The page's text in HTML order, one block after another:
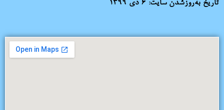
تاریخ به‌روزشدن سایت: ۶ دی ۱۳۹۹